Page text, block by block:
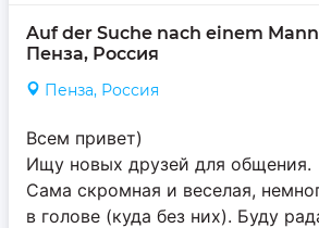
Auf der Suche nach einem
Пенза, Россия
Пенза, Россия
Всем привет)
Ищу новых друзей для общения.
Сама скромная и веселая,
в голове (куда без них). Буду